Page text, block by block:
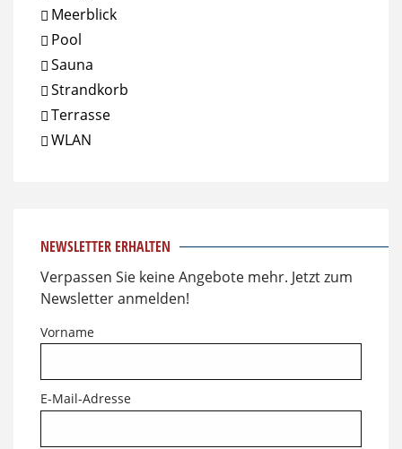
Meerblick
Pool
Sauna
Strandkorb
Terrasse
WLAN
NEWSLETTER ERHALTEN
Verpassen Sie keine Angebote mehr. Jetzt zum
Newsletter anmelden!
Vorname
E-Mail-Adresse